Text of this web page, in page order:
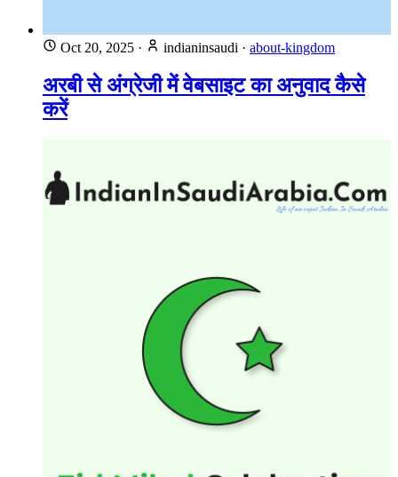
Oct 20, 2025 · indianinsaudi · about-kingdom
अरबी से अंग्रेजी में वेबसाइट का अनुवाद कैसे
करें